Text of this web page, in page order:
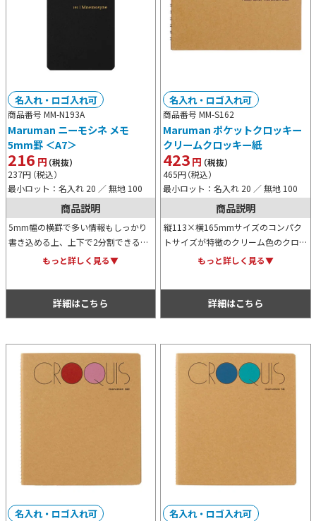
商品番号 MM-N193A
Maruman ニーモシネ メモ
5mm罫 ＜A7＞
216 円（税抜）
237円（税込）
最小ロット：名入れ 20 ／ 無地 100
名入れ・ロゴ入れ可
商品説明
5mm幅の横罫で多い情報もしっかり
書き込める上、上下で2分割できる太
い罫線で整理もしやすいメモ帳です。
もっと詳しく見る▼
詳細はこちら
商品番号 MM-S162
Maruman ポケットクロッキー
クリームクロッキー紙
423円（税抜）
465円（税込）
最小ロット：名入れ 20 ／ 無地 100
名入れ・ロゴ入れ可
商品説明
縦113×横165mmサイズのコンパク
トサイズが特徴のクリーム色のクロッ
キーブック。非常に薄く軽量で滑らか
もっと詳しく見る▼
詳細はこちら
名入れ・ロゴ入れ可 名入れ・ロゴ入れ可